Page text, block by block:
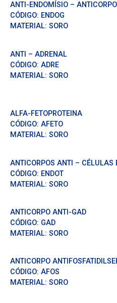
ANTI-ENDOMÍSIO –
CÓDIGO: ENDOG
MATERIAL: SORO
ANTI – ADRENAL
CÓDIGO: ADRE
MATERIAL: SORO
ALFA-FETOPROTEINA
CÓDIGO: AFETO
MATERIAL: SORO
ANTICORPOS ANTI – CÉLULAS
CÓDIGO: ENDOT
MATERIAL: SORO
ANTICORPO ANTI-GAD
CÓDIGO: GAD
MATERIAL: SORO
ANTICORPO
CÓDIGO: AFOS
MATERIAL: SORO